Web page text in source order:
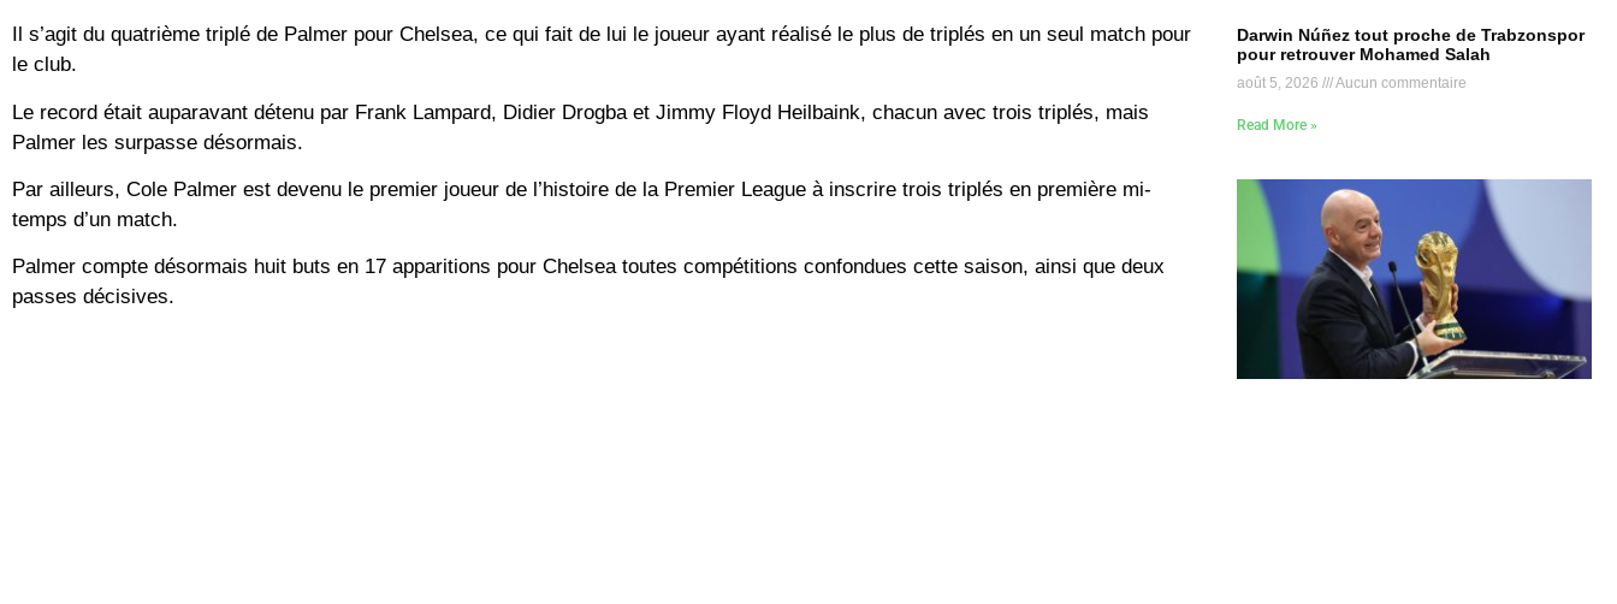
Il s’agit du quatrième triplé de Palmer pour Chelsea, ce qui fait de lui le joueur ayant réalisé le plus de triplés en un seul match pour
le club.
Le record était auparavant détenu par Frank Lampard, Didier Drogba et Jimmy Floyd Heilbaink, chacun avec trois triplés, mais
Palmer les surpasse désormais.
Par ailleurs, Cole Palmer est devenu le premier joueur de l’histoire de la Premier League à inscrire trois triplés en première mi-
temps d’un match.
Palmer compte désormais huit buts en 17 apparitions pour Chelsea toutes compétitions confondues cette saison, ainsi que deux
passes décisives.
Darwin Núñez tout proche de Trabzonspor
pour retrouver Mohamed Salah
août 5, 2026 Aucun commentaire
Read More »